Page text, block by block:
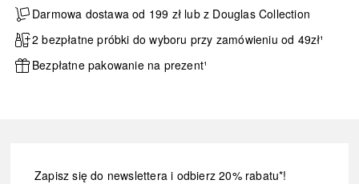
Darmowa dostawa od 199 zł lub z Douglas Collection
2 bezpłatne próbki do wyboru przy zamówieniu od 49zł¹
Bezpłatne pakowanie na prezent¹
Zapisz się do newslettera i odbierz 20% rabatu*!